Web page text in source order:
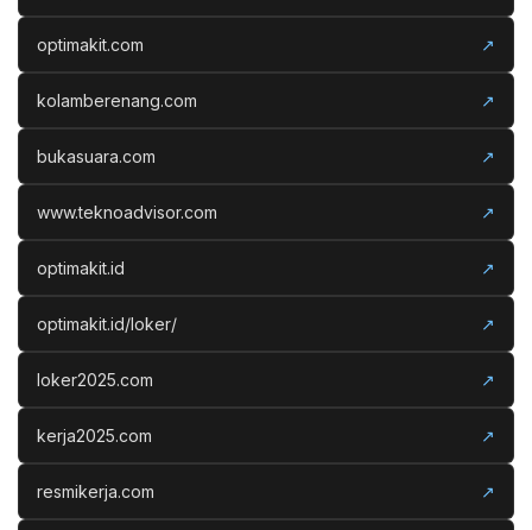
optimakit.com ↗
kolamberenang.com ↗
bukasuara.com ↗
www.teknoadvisor.com ↗
optimakit.id ↗
optimakit.id/loker/ ↗
loker2025.com ↗
kerja2025.com ↗
resmikerja.com ↗